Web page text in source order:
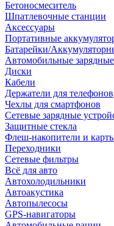
Бетоносмеситель
Шпатлевочные станции
Аксессуары
Портативные
Батарейки/
Автомобильные
Диски
Кабели
Держатели для телефонов
Чехлы для смартфонов
Сетевые зарядные
Защитные стекла
Флеш-накопители и
Переходники
Сетевые фильтры
Всё для авто
Автохолодильники
Автоакустика
Автопылесосы
GPS-навигаторы